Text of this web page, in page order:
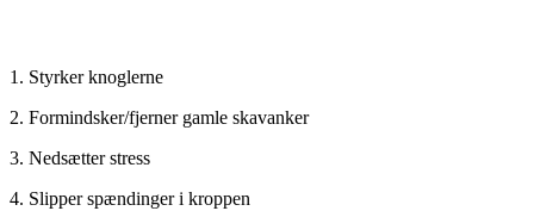
1. Styrker knoglerne
2. Formindsker/fjerner gamle skavanker
3. Nedsætter stress
4. Slipper spændinger i kroppen